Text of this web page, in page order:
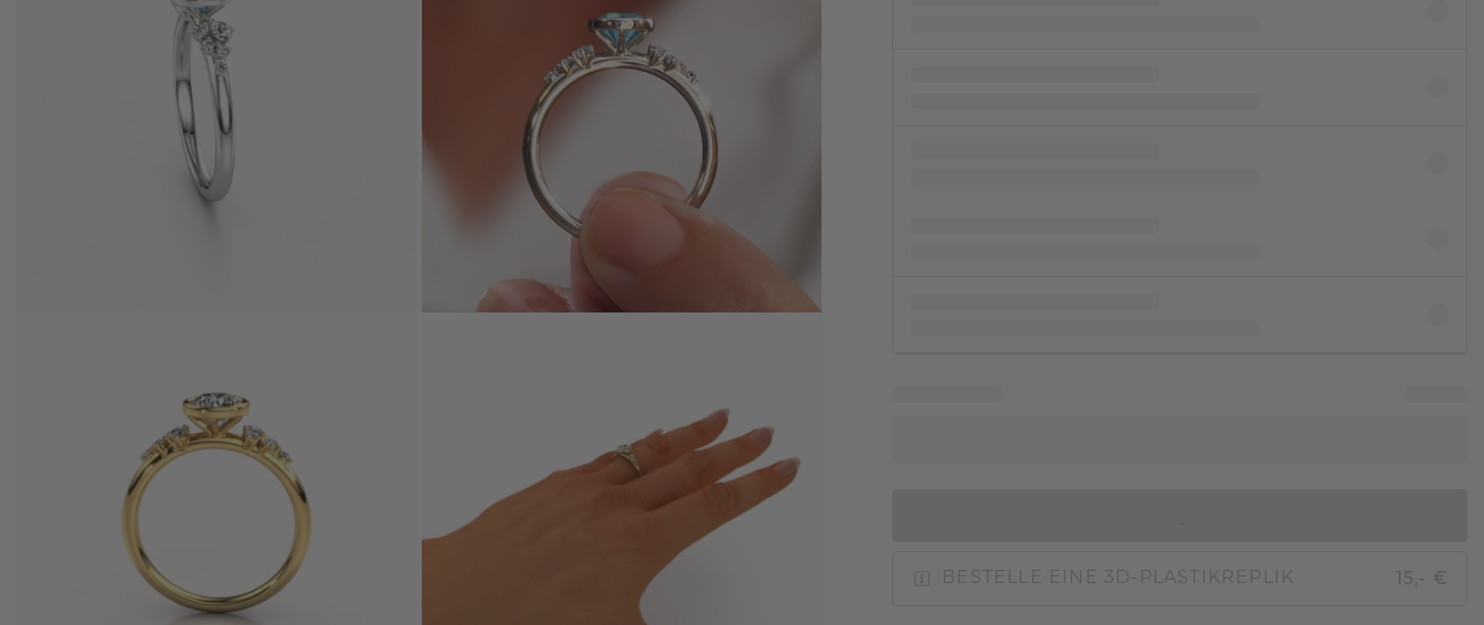
BESTELLE EINE 3D-PLASTIKREPLIK 15,- €